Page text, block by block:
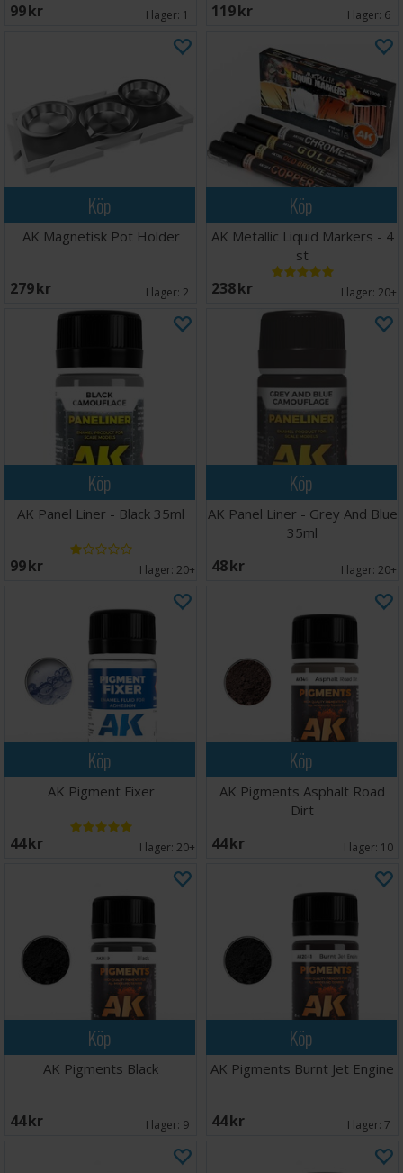
99 SEK I lager: 1 119 SEK I lager: 6
Köp
AK Magnetisk Pot Holder
279 SEK I lager: 2
Köp
AK Metallic Liquid Markers - 4
st
238 SEK I lager: 20+
Köp
AK Panel Liner - Black 35ml
99 SEK I lager: 20+
Köp
AK Panel Liner - Grey And Blue
35ml
48 SEK I lager: 20+
Köp
AK Pigment Fixer
44 SEK I lager: 20+
Köp
AK Pigments Asphalt Road
Dirt
44 SEK I lager: 10
Köp
AK Pigments Black
44 SEK I lager: 9
Köp
AK Pigments Burnt Jet Engine
44 SEK I lager: 7